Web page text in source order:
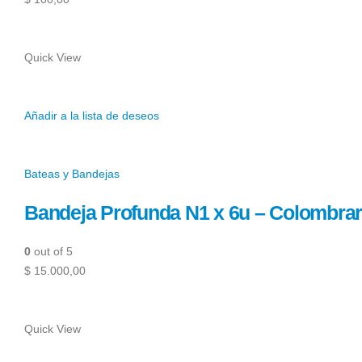
Quick View
Añadir a la lista de deseos
Bateas y Bandejas
Bandeja Profunda N1 x 6u –
0 out of 5
$ 15.000,00
Quick View